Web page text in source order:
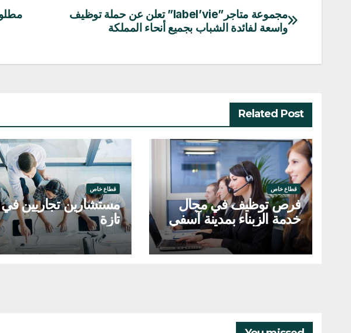
تصفّح
مجموعة متاجر”label’vie” تعلن عن حملة توظيف
واسعة لفائدة الشباب بجميع أنحاء المملكة
Related Post
قطاع خاص
فرص توظيف في مجال
خدمة الزبناء بمدينة آسفي
والرباط
قطاع خاص
مستشارين تجاريين في
تازة